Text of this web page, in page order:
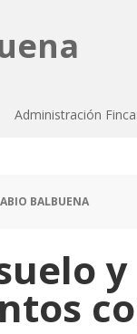
Administración
BALBUENA